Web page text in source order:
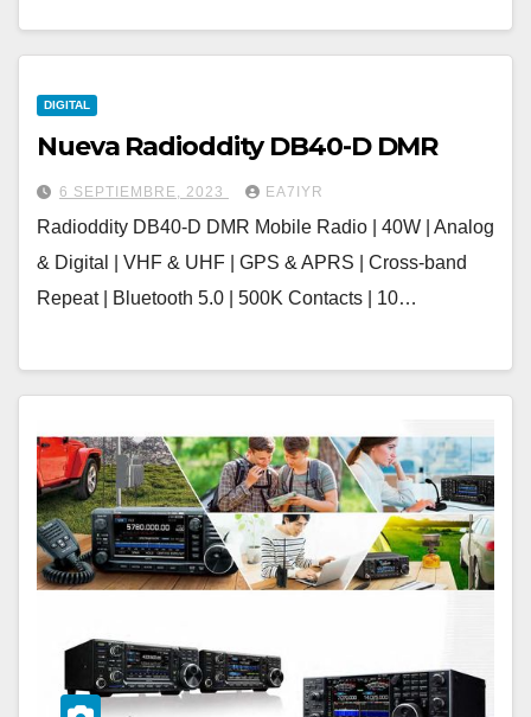
DIGITAL
Nueva Radioddity DB40-D DMR
6 SEPTIEMBRE, 2023 EA7IYR
Radioddity DB40-D DMR Mobile Radio | 40W | Analog
& Digital | VHF & UHF | GPS & APRS | Cross-band
Repeat | Bluetooth 5.0 | 500K Contacts | 10…